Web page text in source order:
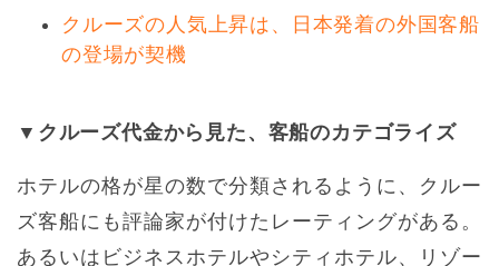
クルーズの人気上昇は、日本発着の外国客船
の登場が契機
▼クルーズ代金から見た、客船のカテゴライズ
ホテルの格が星の数で分類されるように、クルー
ズ客船にも評論家が付けたレーティングがある。
あるいはビジネスホテルやシティホテル、リゾー